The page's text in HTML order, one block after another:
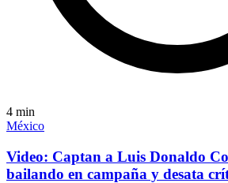
4 min
México
Video: Captan a Luis Donaldo
bailando en campaña y desata